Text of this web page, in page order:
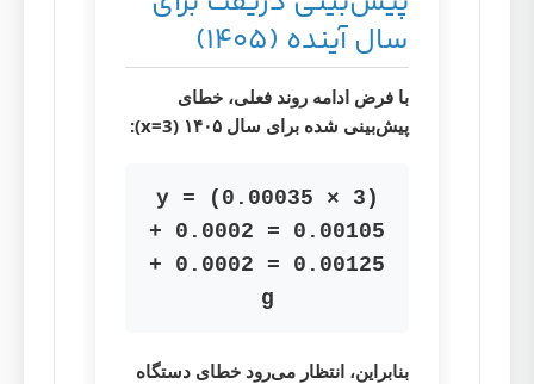
سال آینده (۱۴۰۵)
با فرض ادامه روند فعلی، خطای
پیش‌بینی شده برای سال ۱۴۰۵ (x=3):
y = (0.00035 × 3)
+ 0.0002 = 0.00105
+ 0.0002 = 0.00125
g
بنابراین، انتظار می‌رود خطای دستگاه